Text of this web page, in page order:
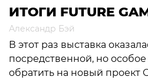
ИТОГИ FUTURE
Александр Бэй
В этот раз выставка
посредственной, но
обратить на новый проект